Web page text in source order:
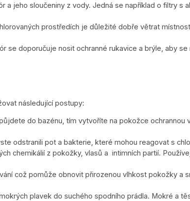
a jeho sloučeniny z vody. Jedná se například o filtry s
prostředích je důležité dobře větrat
se doporučuje nosit ochranné rukavice a brýle, aby se
následující postupy:
do bazénu, tím vytvoříte na pokožce ochrannou
odstranili pot a bakterie, které mohou reagovat s
chemikálií z pokožky, vlasů a intimních partií.
což pomůže obnovit přirozenou vlhkost pokožky a
plavek do suchého spodního prádla. Mokré a